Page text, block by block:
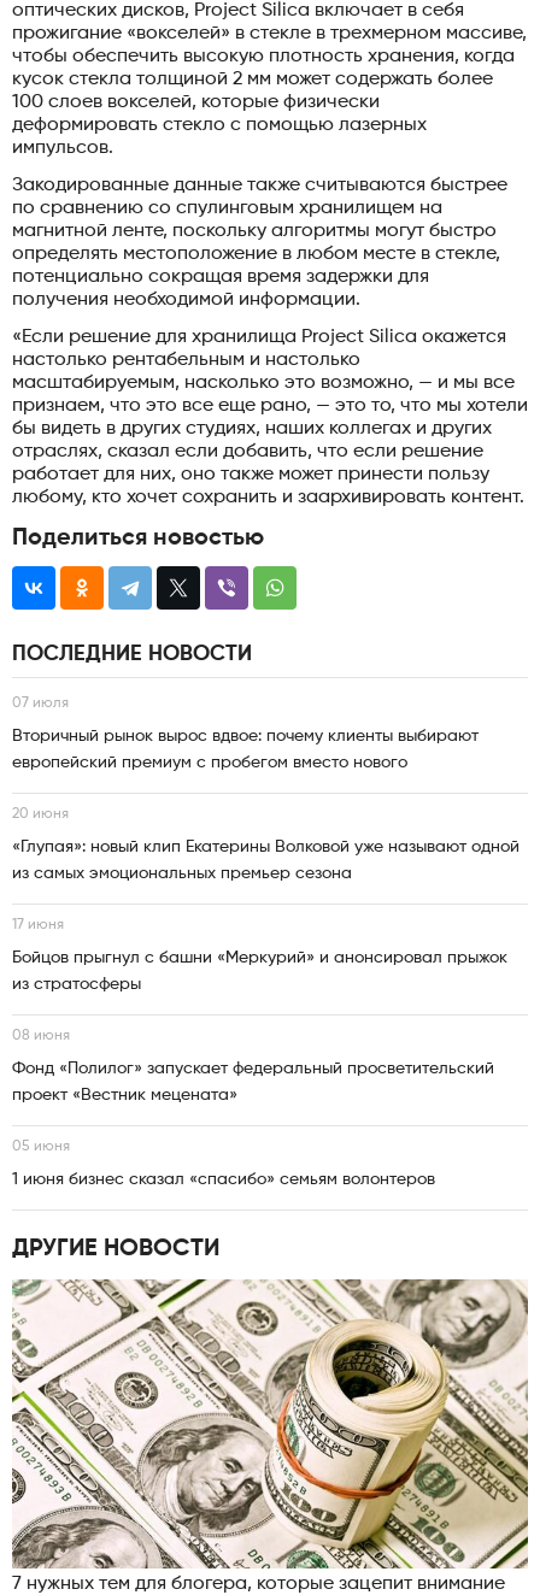
оптических дисков, Project Silica включает в себя
прожигание «вокселей» в стекле в трехмерном массиве,
чтобы обеспечить высокую плотность хранения, когда
кусок стекла толщиной 2 мм может содержать более
100 слоев вокселей, которые физически
деформировать стекло с помощью лазерных
импульсов.
Закодированные данные также считываются быстрее
по сравнению со спулинговым хранилищем на
магнитной ленте, поскольку алгоритмы могут быстро
определять местоположение в любом месте в стекле,
потенциально сокращая время задержки для
получения необходимой информации.
«Если решение для хранилища Project Silica окажется
настолько рентабельным и настолько
масштабируемым, насколько это возможно, — и мы все
признаем, что это все еще рано, — это то, что мы хотели
бы видеть в других студиях, наших коллегах и других
отраслях, сказал если добавить, что если решение
работает для них, оно также может принести пользу
любому, кто хочет сохранить и заархивировать контент.
Поделиться новостью
ПОСЛЕДНИЕ НОВОСТИ
07 июля
Вторичный рынок вырос вдвое: почему клиенты выбирают
европейский премиум с пробегом вместо нового
20 июня
«Глупая»: новый клип Екатерины Волковой уже называют одной
из самых эмоциональных премьер сезона
17 июня
Бойцов прыгнул с башни «Меркурий» и анонсировал прыжок
из стратосферы
08 июня
Фонд «Полилог» запускает федеральный просветительский
проект «Вестник мецената»
05 июня
1 июня бизнес сказал «спасибо» семьям волонтеров
ДРУГИЕ НОВОСТИ
7 нужных тем для блогера, которые зацепит внимание